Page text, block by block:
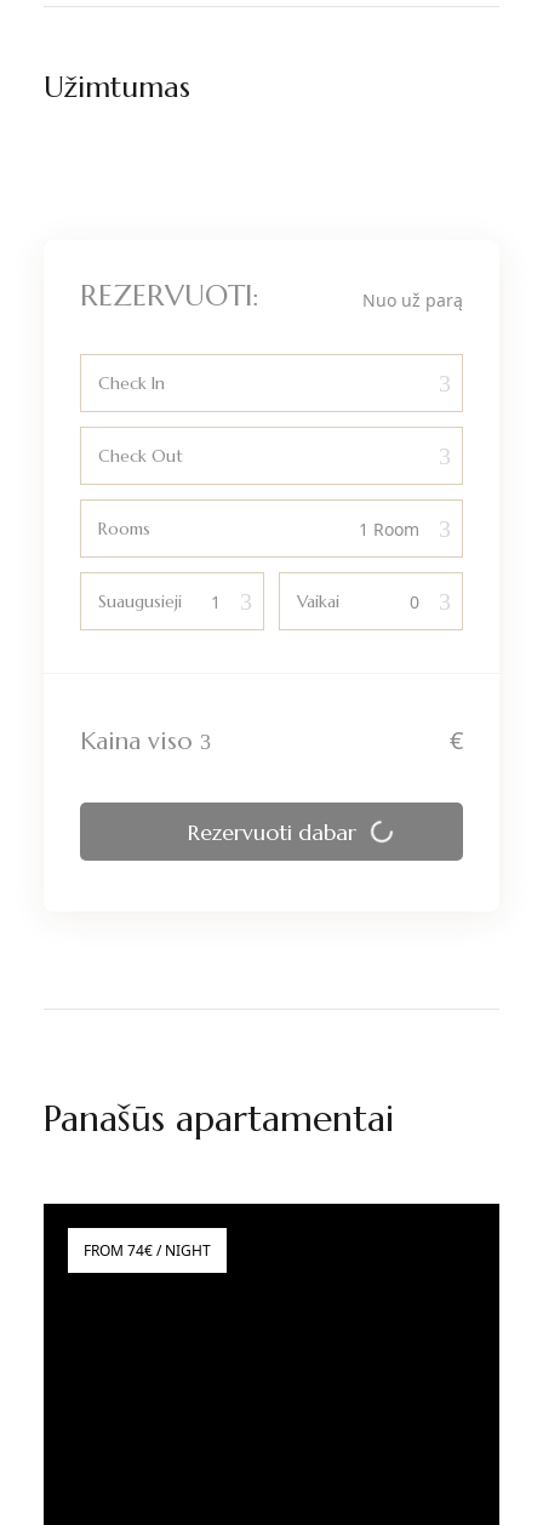
Užimtumas
REZERVUOTI: Nuo už parą
Check In
Check Out
Rooms
Suaugusieji Vaikai
Kaina viso €
Rezervuoti dabar
Panašūs apartamentai
FROM 74€ / NIGHT